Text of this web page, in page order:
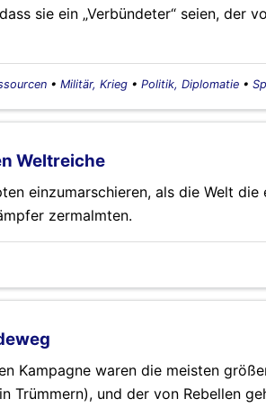
sie ein „Verbündeter“ seien, der
• Militär, Krieg • Politik, Diplomatie •
Weltreiche
einzumarschieren, als die Welt
zermalmten.
Kampagne waren die meisten
Trümmern), und der von Rebellen